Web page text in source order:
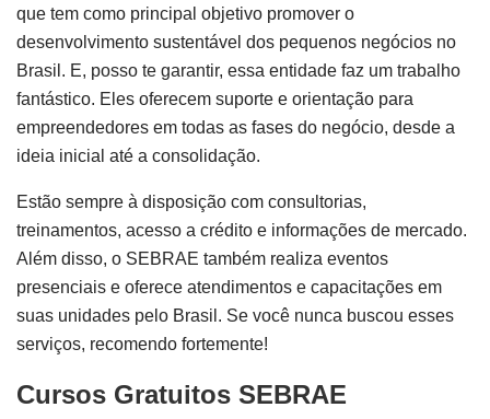
que tem como principal objetivo promover o
desenvolvimento sustentável dos pequenos negócios no
Brasil. E, posso te garantir, essa entidade faz um trabalho
fantástico. Eles oferecem suporte e orientação para
empreendedores em todas as fases do negócio, desde a
ideia inicial até a consolidação.
Estão sempre à disposição com consultorias,
treinamentos, acesso a crédito e informações de mercado.
Além disso, o SEBRAE também realiza eventos
presenciais e oferece atendimentos e capacitações em
suas unidades pelo Brasil. Se você nunca buscou esses
serviços, recomendo fortemente!
Cursos Gratuitos SEBRAE